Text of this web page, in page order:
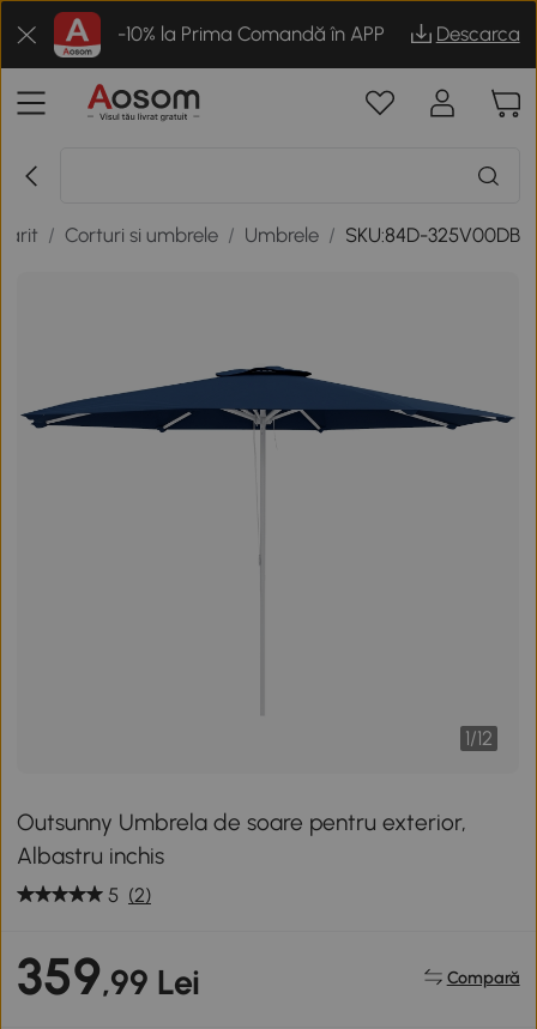
-10% la Prima Comandă în APP Descarca
/ Corturi si umbrele / Umbrele / SKU:84D-325V00DB
1/12
Outsunny Umbrela de soare pentru exterior,
Albastru inchis
5 (2)
359,99 Lei Compară